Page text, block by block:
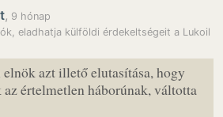
, 9 hónap
eladhatja külföldi érdekeltségeit a Lukoil
azt illető elutasítása, hogy
az értelmetlen háborúnak, váltotta